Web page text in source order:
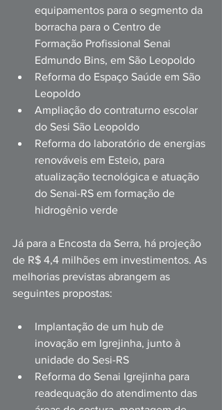
equipamentos para o segmento da
borracha para o Centro de
Formação Profissional Senai
Edmundo Bins, em São Leopoldo
Reforma do Espaço Saúde em São
Leopoldo
Ampliação do contraturno escolar
do Sesi São Leopoldo
Reforma do laboratório de energias
renováveis em Esteio, para
atualização tecnológica e atuação
do Senai-RS em formação de
hidrogênio verde
Já para a Encosta da Serra, há projeção
de R$ 4,4 milhões em investimentos. As
melhorias previstas abrangem as
seguintes propostas:
Implantação de um hub de
inovação em Igrejinha, junto à
unidade do Sesi-RS
Reforma do Senai Igrejinha para
readequação do atendimento das